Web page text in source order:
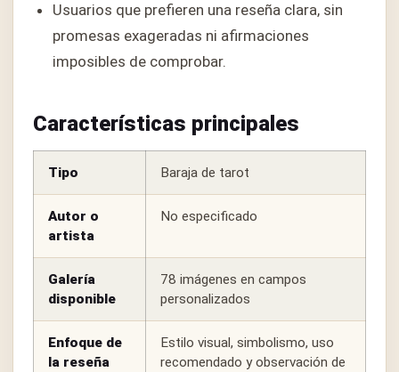
Usuarios que prefieren una reseña clara, sin
promesas exageradas ni afirmaciones
imposibles de comprobar.
Características principales
Tipo Baraja de tarot
Autor o
artista
No especificado
Galería
disponible
78 imágenes en campos
personalizados
Enfoque de
la reseña
Estilo visual, simbolismo, uso
recomendado y observación de